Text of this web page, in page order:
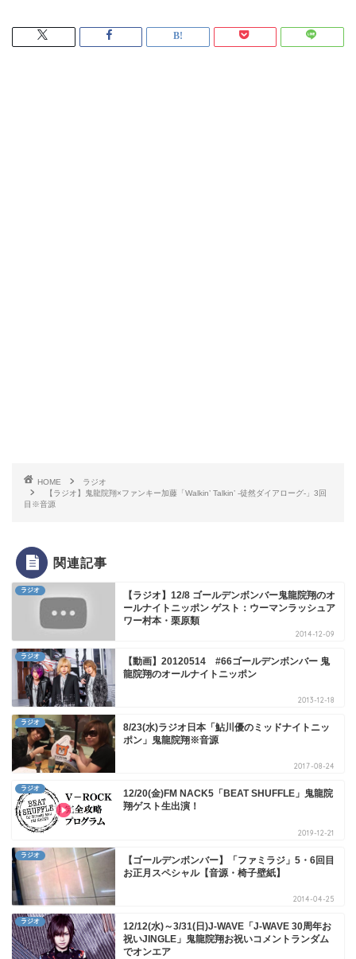
HOME
ラジオ
【ラジオ】鬼龍院翔×ファンキー加藤「Walkin’ Talkin’ -徒然ダイアローグ-」3回
目※音源
関連記事
ラジオ
【ラジオ】12/8 ゴールデンボンバー鬼龍院翔のオ
ールナイトニッポン ゲスト：ウーマンラッシュア
ワー村本・栗原類
2014-12-09
ラジオ
【動画】20120514 #66ゴールデンボンバー 鬼
龍院翔のオールナイトニッポン
2013-12-18
ラジオ
8/23(水)ラジオ日本「鮎川優のミッドナイトニッ
ポン」鬼龍院翔※音源
2017-08-24
ラジオ
12/20(金)FM NACK5「BEAT SHUFFLE」鬼龍院
翔ゲスト生出演！
2019-12-21
ラジオ
【ゴールデンボンバー】「ファミラジ」5・6回目
お正月スペシャル【音源・椅子壁紙】
2014-04-25
ラジオ
12/12(水)～3/31(日)J-WAVE「J-WAVE 30周年お
祝いJINGLE」鬼龍院翔お祝いコメントランダム
でオンエア